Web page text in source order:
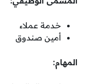
خدمة عملاء
أمين صندوق
المهام: